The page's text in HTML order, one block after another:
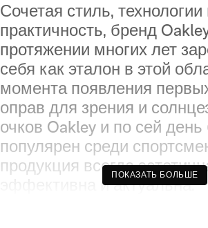
Сочетая стиль, технологии
практичность, бренд
протяжении многих лет
себя как эталон в этой
момента появления
оправ для зрения и
очков Oakley и по сей
популярен среди
продукция всегда
эффективна и актуальна.
ПОКАЗАТЬ БОЛЬШЕ